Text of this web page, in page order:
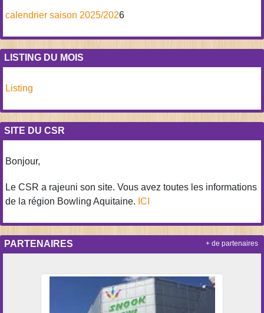
calendrier saison 2025/2026
LISTING DU MOIS
Listing
SITE DU CSR
Bonjour,
Le CSR a rajeuni son site. Vous avez toutes les informations
de la région Bowling Aquitaine. ICI
PARTENAIRES + de partenaires